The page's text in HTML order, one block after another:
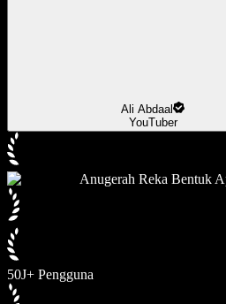
Ali Abdaal
YouTuber
Anugerah Reka Bentuk
50J+ Pengguna